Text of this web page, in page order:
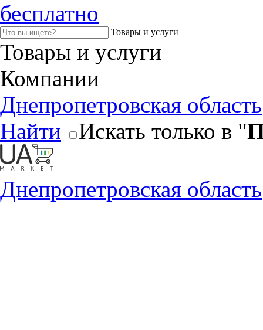
бесплатно
Товары и услуги
Товары и услуги
Компании
Днепропетровская область
Найти
Искать только в "
Днепропетровская область